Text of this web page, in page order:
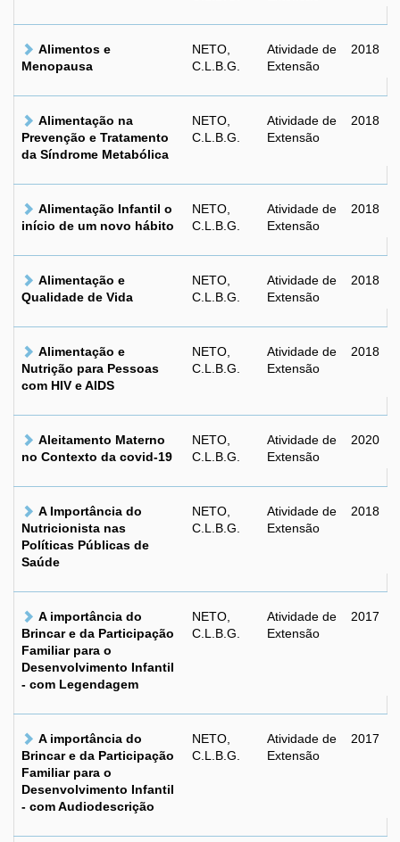
Alimentos e
Menopausa
NETO,
C.L.B.G.
Atividade de
Extensão
2018
Alimentação na
Prevenção e Tratamento
da Síndrome Metabólica
NETO,
C.L.B.G.
Atividade de
Extensão
2018
Alimentação Infantil o
início de um novo hábito
NETO,
C.L.B.G.
Atividade de
Extensão
2018
Alimentação e
Qualidade de Vida
NETO,
C.L.B.G.
Atividade de
Extensão
2018
Alimentação e
Nutrição para Pessoas
com HIV e AIDS
NETO,
C.L.B.G.
Atividade de
Extensão
2018
Aleitamento Materno
no Contexto da covid-19
NETO,
C.L.B.G.
Atividade de
Extensão
2020
A Importância do
Nutricionista nas
Políticas Públicas de
Saúde
NETO,
C.L.B.G.
Atividade de
Extensão
2018
A importância do
Brincar e da Participação
Familiar para o
Desenvolvimento Infantil
- com Legendagem
NETO,
C.L.B.G.
Atividade de
Extensão
2017
A importância do
Brincar e da Participação
Familiar para o
Desenvolvimento Infantil
- com Audiodescrição
NETO,
C.L.B.G.
Atividade de
Extensão
2017